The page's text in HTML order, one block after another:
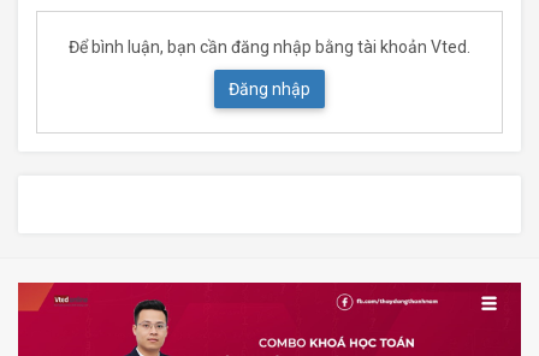
Để bình luận, bạn cần đăng nhập bằng tài khoản Vted.
Đăng nhập